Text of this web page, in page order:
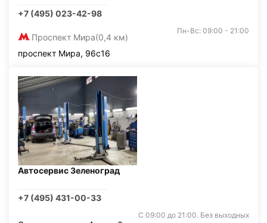
+7 (495) 023-42-98
Проспект Мира(0,4 км)
Пн-Вс: 09:00 - 21:00
проспект Мира, 96с16
Автосервис Зеленоград
+7 (495) 431-00-33
С 09:00 до 21:00. Без выходных